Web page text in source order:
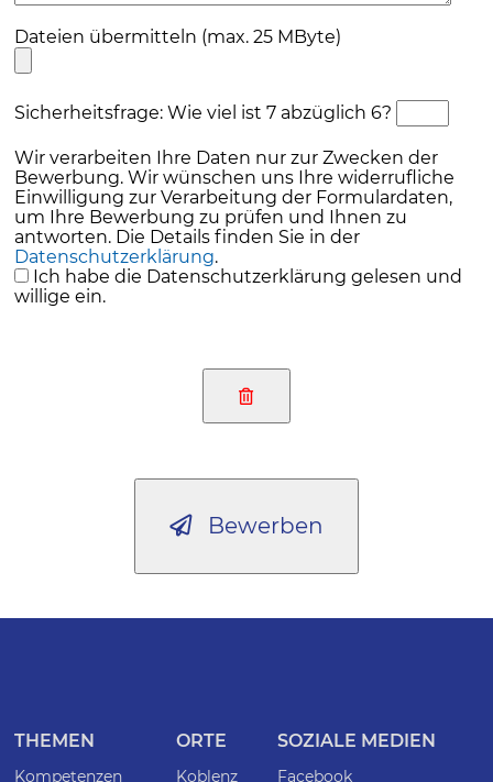
Dateien übermitteln (max. 25 MByte)
Sicherheitsfrage: Wie viel ist 7 abzüglich 6?
Wir verarbeiten Ihre Daten nur zur Zwecken der
Bewerbung. Wir wünschen uns Ihre widerrufliche
Einwilligung zur Verarbeitung der Formulardaten,
um Ihre Bewerbung zu prüfen und Ihnen zu
antworten. Die Details finden Sie in der
Datenschutzerklärung.
Ich habe die Datenschutzerklärung gelesen und
willige ein.
Bewerben
THEMEN
Kompetenzen
ORTE
Koblenz
SOZIALE MEDIEN
Facebook